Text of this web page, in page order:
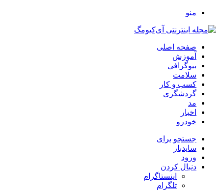
منو
صفحه اصلی
آموزش
بیوگرافی
سلامت
کسب و کار
گردشگری
مد
اخبار
خودرو
جستجو برای
سایدبار
ورود
دنبال کردن
اینستاگرام
تلگرام